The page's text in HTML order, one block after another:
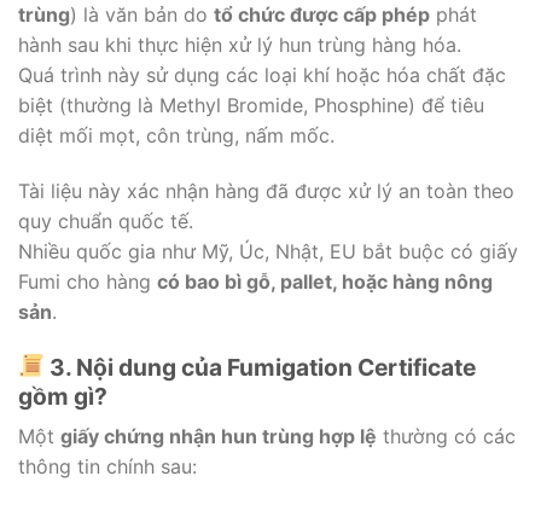
trùng) là văn bản do tổ chức được cấp phép phát
hành sau khi thực hiện xử lý hun trùng hàng hóa.
Quá trình này sử dụng các loại khí hoặc hóa chất đặc
biệt (thường là Methyl Bromide, Phosphine) để tiêu
diệt mối mọt, côn trùng, nấm mốc.
Tài liệu này xác nhận hàng đã được xử lý an toàn theo
quy chuẩn quốc tế.
Nhiều quốc gia như Mỹ, Úc, Nhật, EU bắt buộc có giấy
Fumi cho hàng có bao bì gỗ, pallet, hoặc hàng nông
sản.
3. Nội dung của Fumigation Certificate
gồm gì?
Một giấy chứng nhận hun trùng hợp lệ thường có các
thông tin chính sau: